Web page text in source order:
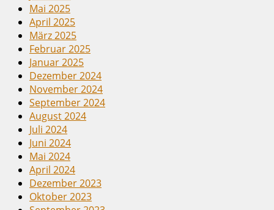
Mai 2025
April 2025
März 2025
Februar 2025
Januar 2025
Dezember 2024
November 2024
September 2024
August 2024
Juli 2024
Juni 2024
Mai 2024
April 2024
Dezember 2023
Oktober 2023